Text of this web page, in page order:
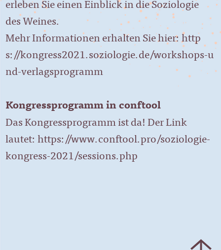
erleben Sie einen Einblick in die Soziologie
des Weines.
Mehr Informationen erhalten Sie hier:http
s://kongress2021.soziologie.de/workshops-u
nd-verlagsprogramm
Kongressprogramm in conftool
Das Kongressprogramm ist da! Der Link
lautet: https://www.conftool.pro/soziologie-
kongress-2021/sessions.php